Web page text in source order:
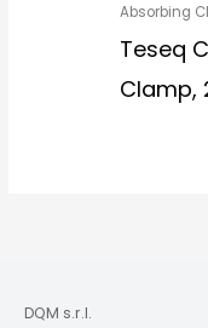
Absorbing
Teseq
Clamp,
DQM s.r.l.